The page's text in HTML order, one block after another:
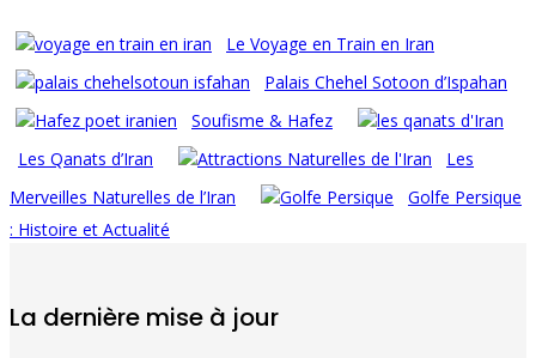
Le Voyage en Train en Iran
Palais Chehel Sotoon d’Ispahan
Soufisme & Hafez
Les Qanats d’Iran
Les
Merveilles Naturelles de l’Iran
Golfe Persique
: Histoire et Actualité
La dernière mise à jour